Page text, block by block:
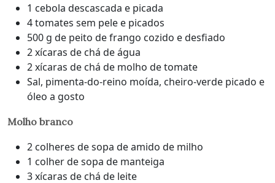
1 cebola descascada e picada
4 tomates sem pele e picados
500 g de peito de frango cozido e desfiado
2 xícaras de chá de água
2 xícaras de chá de molho de tomate
Sal, pimenta-do-reino moída, cheiro-verde picado e
óleo a gosto
Molho branco
2 colheres de sopa de amido de milho
1 colher de sopa de manteiga
3 xícaras de chá de leite